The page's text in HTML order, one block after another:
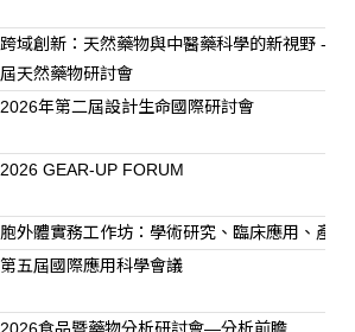
跨域創新：天然藥物與中醫藥科學的新視野 -
屆天然藥物研討會
2026年第二屆設計生命國際研討會
2026 GEAR-UP FORUM
胞外體實務工作坊：學術研究、臨床應用、產業
第五屆國際應用科學會議